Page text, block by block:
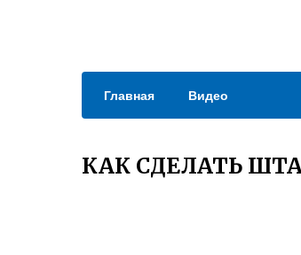
Главная Видео
КАК СДЕЛАТЬ